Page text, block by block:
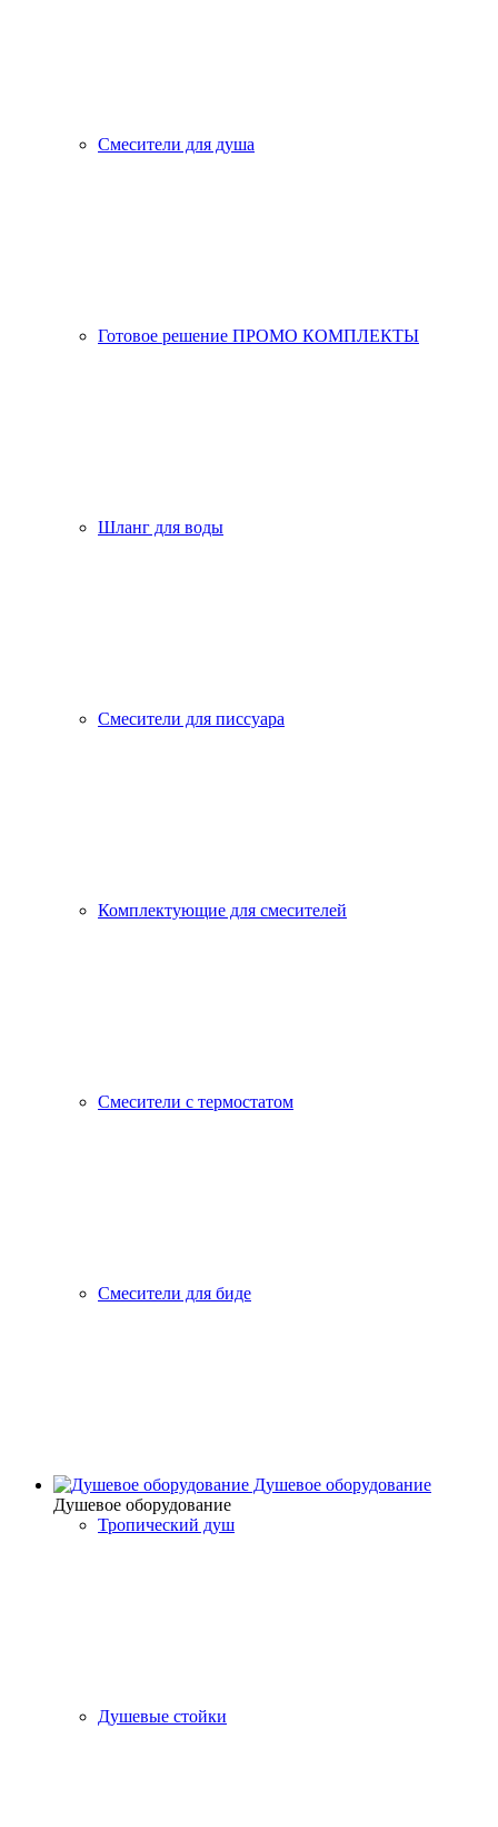
Смесители для душа
Готовое решение ПРОМО КОМПЛЕКТЫ
Шланг для воды
Смесители для писсуара
Комплектующие для смесителей
Смесители с термостатом
Смесители для биде
Душевое оборудование
Душевое оборудование
Тропический душ
Душевые стойки